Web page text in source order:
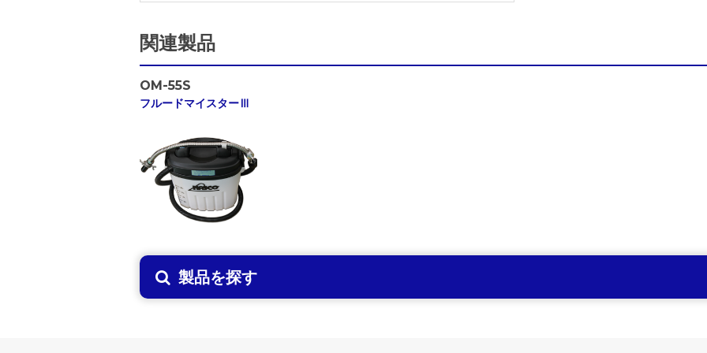
関連製品
OM-55S
フルードマイスターⅢ
製品を探す